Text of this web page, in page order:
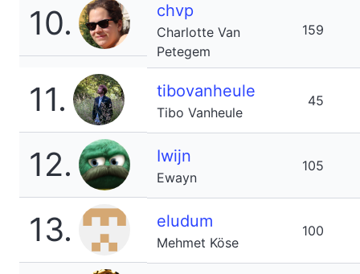
10. chvp
Charlotte Van
Petegem
159
11. tibovanheule
Tibo Vanheule
45
12. Iwijn
Ewayn
105
13. eludum
Mehmet Köse
100